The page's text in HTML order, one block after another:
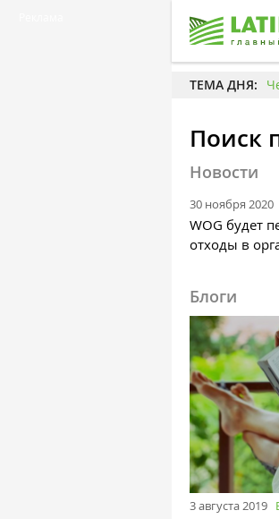
ТЕМА ДНЯ:
Поиск
Новости
30 ноября 2020
WOG будет
отходы в
Блоги
3 августа 2019